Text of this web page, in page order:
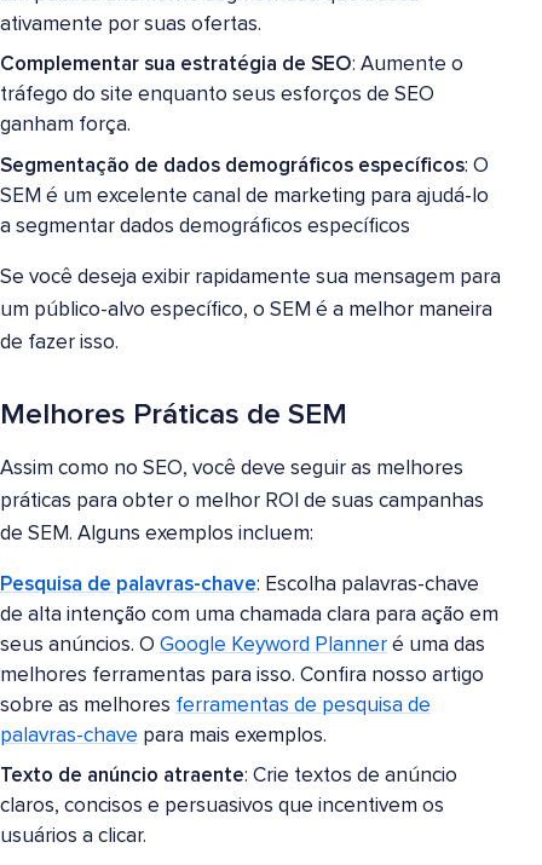
ativamente por suas ofertas.
Complementar sua estratégia de SEO: Aumente o
tráfego do site enquanto seus esforços de SEO
ganham força.
Segmentação de dados demográficos específicos: O
SEM é um excelente canal de marketing para ajudá-lo
a segmentar dados demográficos específicos
Se você deseja exibir rapidamente sua mensagem para
um público-alvo específico, o SEM é a melhor maneira
de fazer isso.
Melhores Práticas de SEM
Assim como no SEO, você deve seguir as melhores
práticas para obter o melhor ROI de suas campanhas
de SEM. Alguns exemplos incluem:
Pesquisa de palavras-chave: Escolha palavras-chave
de alta intenção com uma chamada clara para ação em
seus anúncios. O Google Keyword Planner é uma das
melhores ferramentas para isso. Confira nosso artigo
sobre as melhores ferramentas de pesquisa de
palavras-chave para mais exemplos.
Texto de anúncio atraente: Crie textos de anúncio
claros, concisos e persuasivos que incentivem os
usuários a clicar.